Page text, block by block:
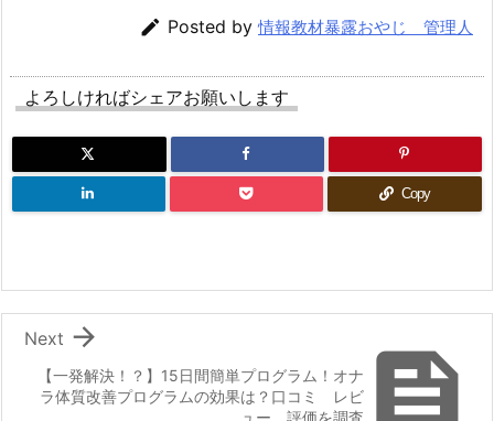
 Posted by情報教材暴露おやじ 管理人
よろしければシェアお願いします
Copy

【一発解決！？】15日間簡単プログラム！オナ
ラ体質改善プログラムの効果は？口コミ レビ
ュー 評価を調査

Next